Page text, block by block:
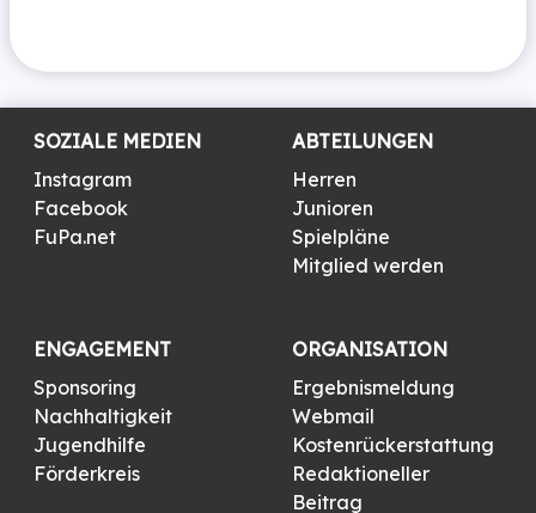
SOZIALE MEDIEN
Instagram
Facebook
FuPa.net
ABTEILUNGEN
Herren
Junioren
Spielpläne
Mitglied werden
ENGAGEMENT
Sponsoring
Nachhaltigkeit
Jugendhilfe
Förderkreis
ORGANISATION
Ergebnismeldung
Webmail
Kostenrückerstattung
Redaktioneller
Beitrag